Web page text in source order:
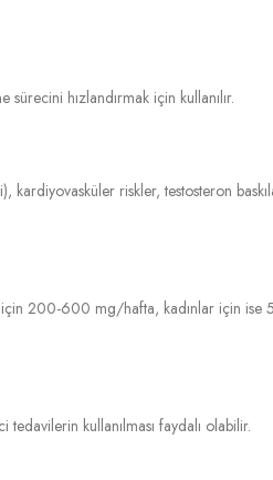
hızlandırmak için kullanılır.
riskler, testosteron
için 200-600 mg/hafta, kadınlar için
kullanılması faydalı olabilir.